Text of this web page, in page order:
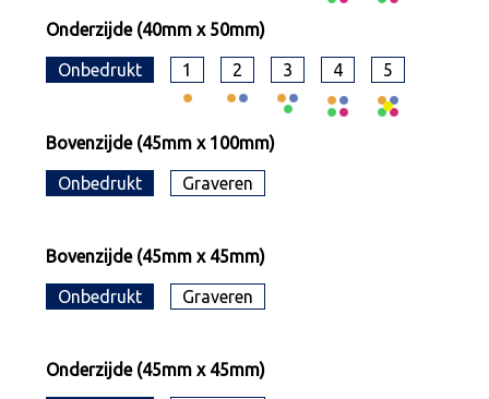
Onderzijde (40mm x 50mm)
Onbedrukt 1 2 3 4 5
Bovenzijde (45mm x 100mm)
Onbedrukt Graveren
Bovenzijde (45mm x 45mm)
Onbedrukt Graveren
Onderzijde (45mm x 45mm)